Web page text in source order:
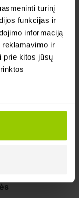
turinį
funkcijas ir
informaciją
reklamavimo ir
prie kitos jūsų
yra
ir
priekabos